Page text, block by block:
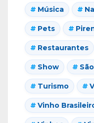
Música
Pets
Restaurantes
Show
Turismo
Vinho